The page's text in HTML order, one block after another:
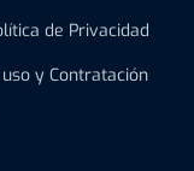
de Privacidad
y Contratación